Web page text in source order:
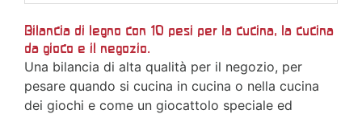
Bilancia di legno con 10 pesi per la cucina, la cucina
da gioco e il negozio.
Una bilancia di alta qualità per il negozio, per
pesare quando si cucina in cucina o nella cucina
dei giochi e come un giocattolo speciale ed